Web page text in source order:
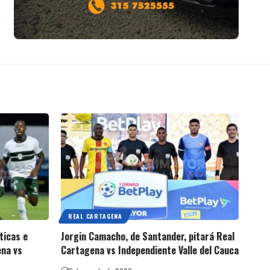
e
vs
REAL CARTAGENA
Jorgin Camacho, de Santander, pitará Real
Cartagena vs Independiente Valle del Cauca